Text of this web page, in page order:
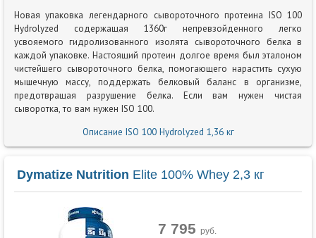
Новая упаковка легендарного сывороточного протеина ISO 100
Hydrolyzed содержащая 1360г непревзойденного легко
усвояемого гидролизованного изолята сывороточного белка в
каждой упаковке. Настоящий протеин долгое время был эталоном
чистейшего сывороточного белка, помогающего нарастить сухую
мышечную массу, поддержать белковый баланс в организме,
предотвращая разрушение белка. Если вам нужен чистая
сыворотка, то вам нужен ISO 100.
Описание ISO 100 Hydrolyzed 1,36 кг
Dymatize Nutrition Elite 100% Whey 2,3 кг
7 795 руб.